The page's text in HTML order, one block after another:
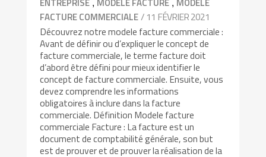
FACTURE COMMERCIALE/ 11 FÉVRIER 2021
Découvrez notre modele facture commerciale :
Avant de définir ou d’expliquer le concept de
facture commerciale, le terme facture doit
d’abord être défini pour mieux identifier le
concept de facture commerciale. Ensuite, vous
devez comprendre les informations
obligatoires à inclure dans la facture
commerciale. Définition Modele facture
commerciale Facture : La facture est un
document de comptabilité générale, son but
est de prouver et de prouver la réalisation de la